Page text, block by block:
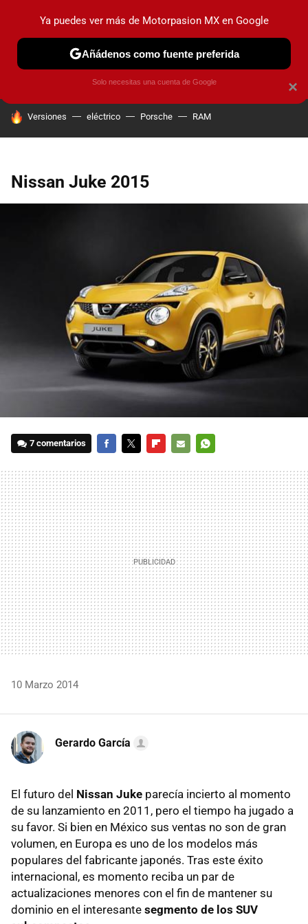
PRUEBAS INDUSTRIA HOY NO CIRCULA
HOY SE HABLA DE
Versiones eléctrico Porsche RAM
Nissan Juke 2015
7 comentarios
MAIL
10 Marzo 2014
Gerardo García
El futuro del Nissan Juke parecía incierto al momento
de su lanzamiento en 2011, pero el tiempo ha jugado a
su favor. Si bien en México sus ventas no son de gran
volumen, en Europa es uno de los modelos más
populares del fabricante japonés. Tras este éxito
internacional, es momento reciba un par de
actualizaciones menores con el fin de mantener su
dominio en el interesante segmento de los SUV
×
Ya puedes ver más de Motorpasion MX en Google
Añádenos como fuente preferida
Solo necesitas una cuenta de Google